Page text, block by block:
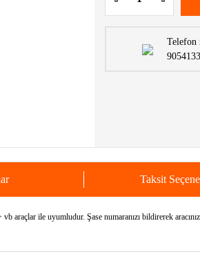
Telefon
Taksit
ile uyumludur. Şase numaranızı bildirerek